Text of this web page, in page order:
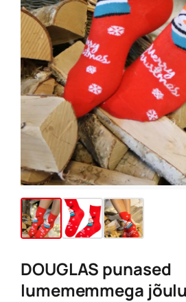
DOUGLAS punased
lumememmega